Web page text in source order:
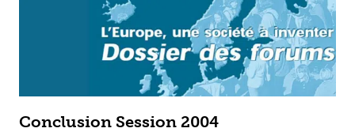
Conclusion Session 2004